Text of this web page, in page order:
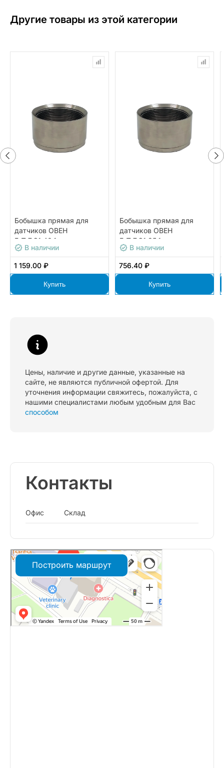
Другие товары из этой категории
Бобышка прямая для
датчиков ОВЕН
Б.П.7.G1.40.1
В наличии
1 159.00 ₽
Купить
Бобышка прямая для
датчиков ОВЕН
Б.П.7.G1.35.1
В наличии
756.40 ₽
Купить
Цены, наличие и другие данные, указанные на
сайте, не являются публичной офертой. Для
уточнения информации свяжитесь, пожалуйста, с
нашими специалистами любым удобным для Вас
способом
Контакты
Офис Склад
Построить маршрут